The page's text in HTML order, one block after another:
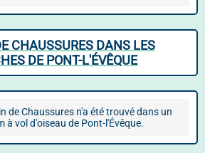
CHAUSSURES DANS LES
DE PONT-L'ÉVÊQUE
de Chaussures n'a été trouvé dans un
à vol d'oiseau de Pont-l'Évêque.